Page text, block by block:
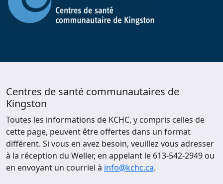
Centres de santé communautaires de
Kingston
Toutes les informations de KCHC, y compris celles de
cette page, peuvent être offertes dans un format
différent. Si vous en avez besoin, veuillez vous adresser
à la réception du Weller, en appelant le 613-542-2949 ou
en envoyant un courriel à info@kchc.ca.